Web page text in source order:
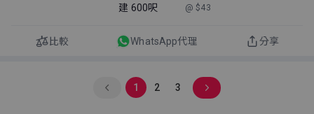
建 600呎 @ $43
比較 WhatsApp代理 分享
1 2 3